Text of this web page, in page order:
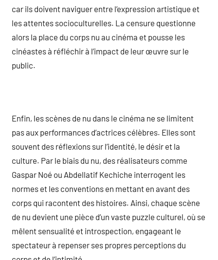
car ils doivent naviguer entre l’expression artistique et
les attentes socioculturelles. La censure questionne
alors la place du corps nu au cinéma et pousse les
cinéastes à réfléchir à l’impact de leur œuvre sur le
public.
Enfin, les scènes de nu dans le cinéma ne se limitent
pas aux performances d’actrices célèbres. Elles sont
souvent des réflexions sur l’identité, le désir et la
culture. Par le biais du nu, des réalisateurs comme
Gaspar Noé ou Abdellatif Kechiche interrogent les
normes et les conventions en mettant en avant des
corps qui racontent des histoires. Ainsi, chaque scène
de nu devient une pièce d’un vaste puzzle culturel, où se
mêlent sensualité et introspection, engageant le
spectateur à repenser ses propres perceptions du